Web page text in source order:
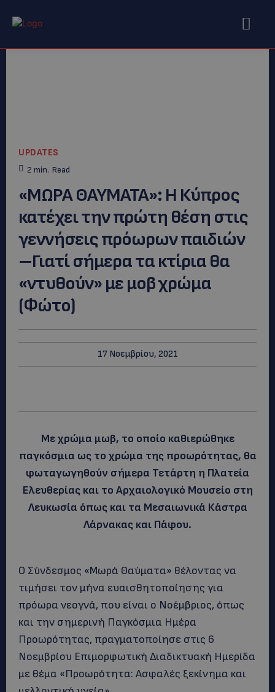
UPDATES
2 min. Read
«ΜΩΡΑ ΘΑΥΜΑΤΑ»: Η Κύπρος
κατέχει την πρώτη θέση στις
γεννήσεις πρόωρων παιδιών
–Γιατί σήμερα τα κτίρια θα
«ντυθούν» με μοβ χρώμα
(Φώτο)
17 Νοεμβρίου, 2021
Με χρώμα μωβ, το οποίο καθιερώθηκε
παγκόσμια ως το χρώμα της προωρότητας, θα
φωταγωγηθούν σήμερα Τετάρτη η Πλατεία
Ελευθερίας και το Αρχαιολογικό Μουσείο στη
Λευκωσία όπως και τα Μεσαιωνικά Κάστρα
Λάρνακας και Πάφου.
Ο Σύνδεσμος «Μωρά Θαύματα» θέλοντας να
τιμήσει τον μήνα ευαισθητοποίησης για
πρόωρα νεογνά, που είναι ο Νοέμβριος, όπως
και την σημερινή Παγκόσμια Ημέρα
Προωρότητας, πραγματοποίησε στις 6
Νοεμβρίου Επιμορφωτική Διαδικτυακή Ημερίδα
με θέμα «Προωρότητα: Ασφαλές ξεκίνημα και